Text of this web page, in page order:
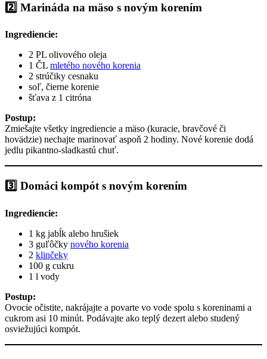
2️⃣ Marináda na mäso s novým korením
Ingrediencie:
2 PL olivového oleja
1 ČL mletého nového korenia
2 strúčiky cesnaku
soľ, čierne korenie
šťava z 1 citróna
Postup:
Zmiešajte všetky ingrediencie a mäso (kuracie, bravčové či
hovädzie) nechajte marinovať aspoň 2 hodiny. Nové korenie dodá
jedlu pikantno-sladkastú chuť.
3️⃣ Domáci kompót s novým korením
Ingrediencie:
1 kg jabĺk alebo hrušiek
3 guľôčky nového korenia
2 klinčeky
100 g cukru
1 l vody
Postup:
Ovocie očistite, nakrájajte a povarte vo vode spolu s koreninami a
cukrom asi 10 minút. Podávajte ako teplý dezert alebo studený
osviežujúci kompót.